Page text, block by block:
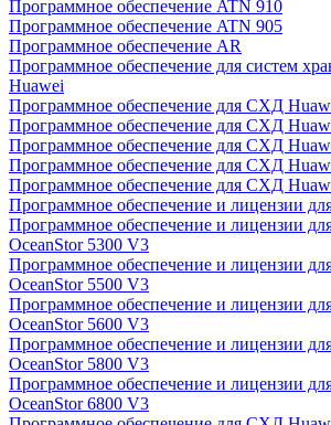
Программное обеспечение ATN 910
Программное обеспечение ATN 905
Программное обеспечение AR
Программное обеспечение для систем
Huawei
Программное обеспечение для СХД
Программное обеспечение для СХД
Программное обеспечение для СХД
Программное обеспечение для СХД
Программное обеспечение для СХД
Программное обеспечение и лицензии
Программное обеспечение и лицензии
OceanStor 5300 V3
Программное обеспечение и лицензии
OceanStor 5500 V3
Программное обеспечение и лицензии
OceanStor 5600 V3
Программное обеспечение и лицензии
OceanStor 5800 V3
Программное обеспечение и лицензии
OceanStor 6800 V3